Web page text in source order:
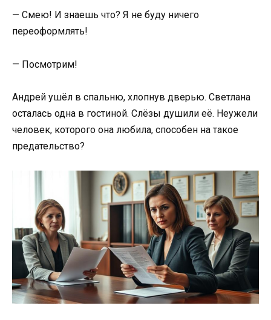
— Смею! И знаешь что? Я не буду ничего
переоформлять!
— Посмотрим!
Андрей ушёл в спальню, хлопнув дверью. Светлана
осталась одна в гостиной. Слёзы душили её. Неужели
человек, которого она любила, способен на такое
предательство?